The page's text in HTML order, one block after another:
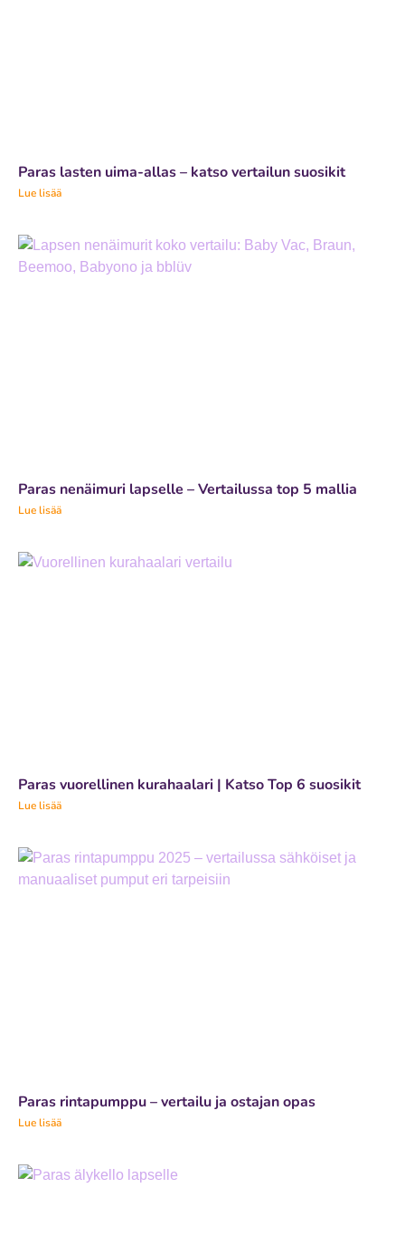
Paras lasten uima-allas – katso vertailun suosikit
Lue lisää
Paras nenäimuri lapselle – Vertailussa top 5 mallia
Lue lisää
Paras vuorellinen kurahaalari | Katso Top 6 suosikit
Lue lisää
Paras rintapumppu – vertailu ja ostajan opas
Lue lisää